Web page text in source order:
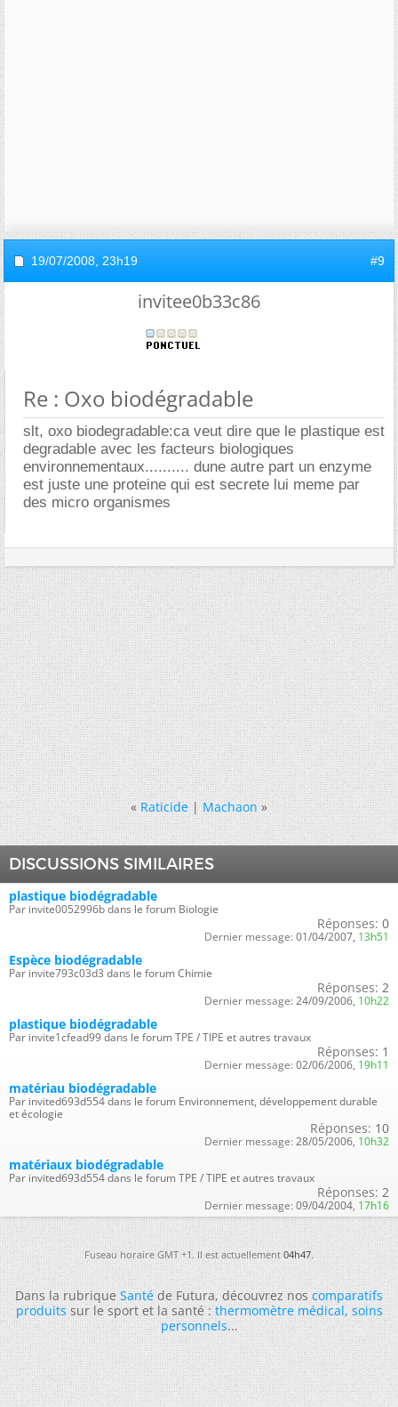
19/07/2008, 23h19 #9
invitee0b33c86
Re : Oxo biodégradable
slt, oxo biodegradable:ca veut dire que le plastique est
degradable avec les facteurs biologiques
environnementaux.......... dune autre part un enzyme
est juste une proteine qui est secrete lui meme par
des micro organismes
« Raticide|Machaon »
DISCUSSIONS SIMILAIRES
plastique biodégradable
Par invite0052996b dans le forum Biologie
Réponses: 0
Dernier message: 01/04/2007, 13h51
Espèce biodégradable
Par invite793c03d3 dans le forum Chimie
Réponses: 2
Dernier message: 24/09/2006, 10h22
plastique biodégradable
Par invite1cfead99 dans le forum TPE / TIPE et autres travaux
Réponses: 1
Dernier message: 02/06/2006, 19h11
matériau biodégradable
Par invited693d554 dans le forum Environnement, développement durable
et écologie
Réponses: 10
Dernier message: 28/05/2006, 10h32
matériaux biodégradable
Par invited693d554 dans le forum TPE / TIPE et autres travaux
Réponses: 2
Dernier message: 09/04/2004, 17h16
Fuseau horaire GMT +1. Il est actuellement04h47.
Dans la rubriqueSantéde Futura, découvrez noscomparatifs
produitssur le sport et la santé :thermomètre médical,soins
personnels...